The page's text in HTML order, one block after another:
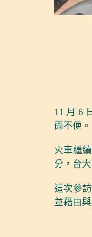
11 月 6
雨不便。
火車繼
分，台
這次參
並藉由